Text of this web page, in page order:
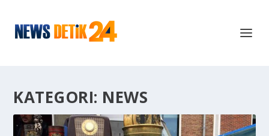
KATEGORI: NEWS